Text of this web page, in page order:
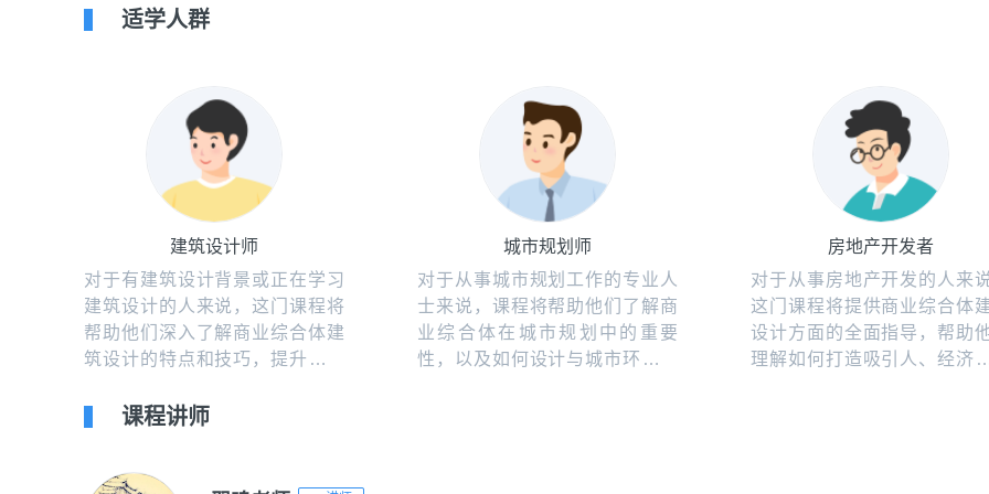
适学人群
建筑设计师
对于有建筑设计背景或正在学习
建筑设计的人来说，这门课程将
帮助他们深入了解商业综合体建
筑设计的特点和技巧，提升他们
城市规划师
对于从事城市规划工作的专业人
士来说，课程将帮助他们了解商
业综合体在城市规划中的重要
性，以及如何设计与城市环境和
房地产开发者
对于从事房地产开发的人来说
这门课程将提供商业综合体
设计方面的全面指导，帮助他
理解如何打造吸引人、经济可
课程讲师